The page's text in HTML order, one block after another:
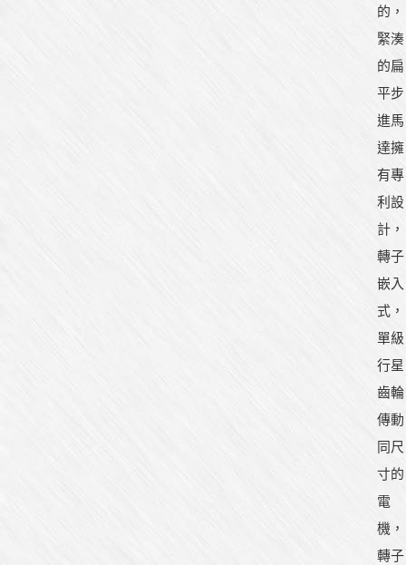
的，
緊湊
的扁
平步
進馬
達擁
有專
利設
計，
轉子
嵌入
式，
單級
行星
齒輪
傳動
同尺
寸的
電
機，
轉子